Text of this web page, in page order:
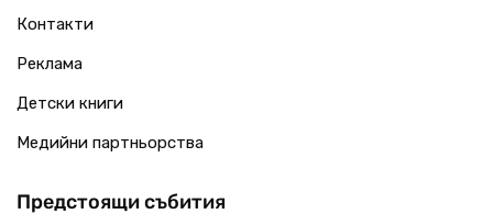
Контакти
Реклама
Детски книги
Медийни партньорства
Предстоящи събития